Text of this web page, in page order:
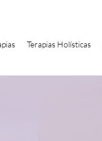
Terapias Holísticas